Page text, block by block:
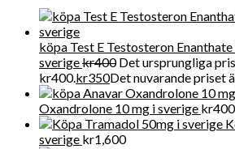
köpa Test E Testosteron
sverigekr400 Det ursprungliga
kr400.kr350Det nuvarande priset
Oxandrolone 10 mg i sverige kr400
sverige kr1,600